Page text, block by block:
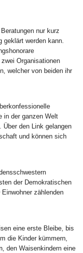
nur kurz
werden kann.
Organisationen
welcher von beiden ihr
in der ganzen Welt
Über den Link gelangen
und können sich
der Demokratischen
zählenden
eine erste Bleibe, bis
die Kinder kümmern,
den Waisenkindern eine